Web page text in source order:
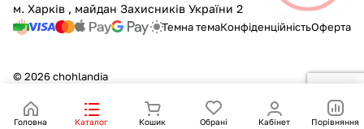
Головна Каталог Кошик Обрані Кабінет Порівняння
м. Харків , майдан Захисників України 2
Темна темаКонфіденційністьОферта
© 2026 chohlandia